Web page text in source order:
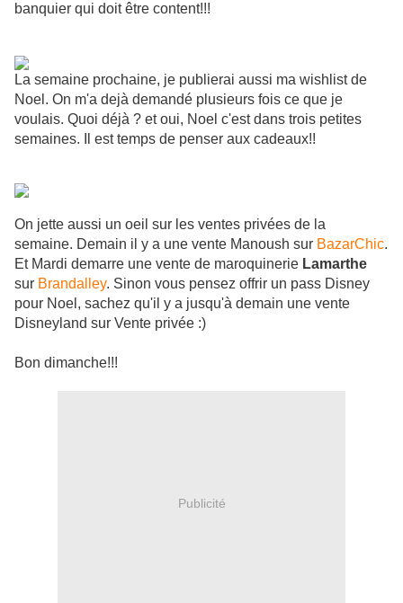
banquier qui doit être content!!!
La semaine prochaine, je publierai aussi ma wishlist de
Noel. On m'a dejà demandé plusieurs fois ce que je
voulais. Quoi déjà ? et oui, Noel c'est dans trois petites
semaines. Il est temps de penser aux cadeaux!!
On jette aussi un oeil sur les ventes privées de la
semaine. Demain il y a une vente Manoush sur BazarChic.
Et Mardi demarre une vente de maroquinerie Lamarthe
sur Brandalley. Sinon vous pensez offrir un pass Disney
pour Noel, sachez qu'il y a jusqu'à demain une vente
Disneyland sur Vente privée :)
Bon dimanche!!!
Publicité